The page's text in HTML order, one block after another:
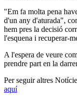
"Em fa molta pena
d'un any d'aturada",
hem pres la decisió
l'esquena i recuperar-
A l'espera de veure
prendre part en la
Per seguir altres
aquí